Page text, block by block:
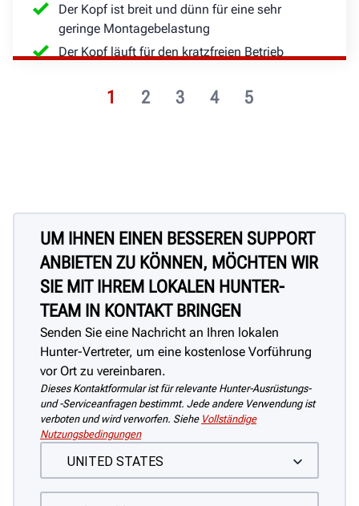
1 2 3 4 5
Der Kopf ist breit und dünn für eine sehr
geringe Montagebelastung
Der Kopf läuft für den kratzfreien Betrieb
UM IHNEN EINEN BESSEREN SUPPORT
ANBIETEN ZU KÖNNEN, MÖCHTEN WIR
SIE MIT IHREM LOKALEN HUNTER-
TEAM IN KONTAKT BRINGEN
Senden Sie eine Nachricht an Ihren lokalen
Hunter-Vertreter, um eine kostenlose Vorführung
vor Ort zu vereinbaren.
Dieses Kontaktformular ist für relevante Hunter-Ausrüstungs-
und -Serviceanfragen bestimmt. Jede andere Verwendung ist
verboten und wird verworfen. Siehe Vollständige
Nutzungsbedingungen